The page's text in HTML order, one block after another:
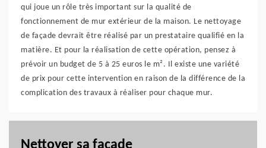
qui joue un rôle très important sur la qualité de
fonctionnement de mur extérieur de la maison. Le nettoyage
de façade devrait être réalisé par un prestataire qualifié en la
matière. Et pour la réalisation de cette opération, pensez à
prévoir un budget de 5 à 25 euros le m². Il existe une variété
de prix pour cette intervention en raison de la différence de la
complication des travaux à réaliser pour chaque mur.
Nettoyer sa façade